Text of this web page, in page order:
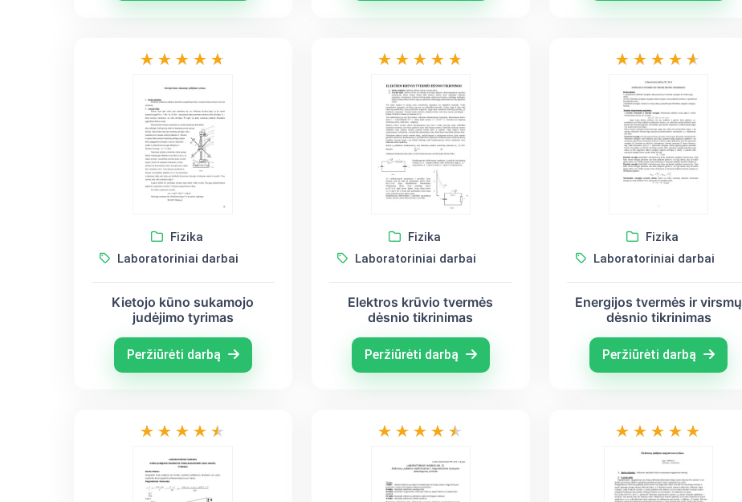
Fizika
Laboratoriniai darbai
Kietojo kūno sukamojo
judėjimo tyrimas
Peržiūrėti darbą
Fizika
Laboratoriniai darbai
Elektros krūvio tvermės
dėsnio tikrinimas
Peržiūrėti darbą
Fizika
Laboratoriniai darbai
Energijos tvermės ir virsmų
dėsnio tikrinimas
Peržiūrėti darbą